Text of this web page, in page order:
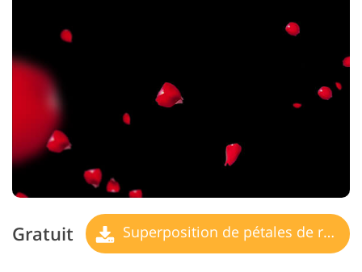
Gratuit Superposition de pétales de rose